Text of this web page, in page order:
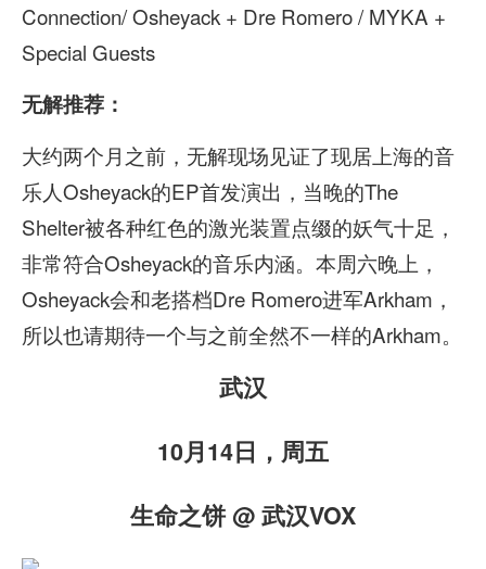
Connection/ Osheyack + Dre Romero / MYKA +
Special Guests
无解推荐：
大约两个月之前，无解现场见证了现居上海的音
乐人Osheyack的EP首发演出，当晚的The
Shelter被各种红色的激光装置点缀的妖气十足，
非常符合Osheyack的音乐内涵。本周六晚上，
Osheyack会和老搭档Dre Romero进军Arkham，
所以也请期待一个与之前全然不一样的Arkham。
武汉
10月14日，周五
生命之饼 @ 武汉VOX